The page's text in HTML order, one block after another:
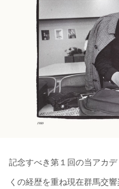
記念すべき第１回の当アカ
くの経歴を重ね現在群馬交